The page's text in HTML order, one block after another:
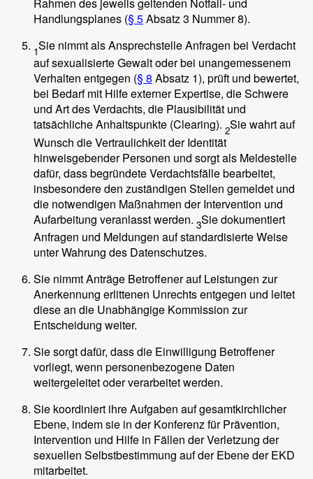
Rahmen des jeweils geltenden Notfall- und
Handlungsplanes (§ 5Absatz 3 Nummer 8).
1Sie nimmt als Ansprechstelle Anfragen bei Verdacht
auf sexualisierte Gewalt oder bei unangemessenem
Verhalten entgegen (§ 8 Absatz 1), prüft und bewertet,
bei Bedarf mit Hilfe externer Expertise, die Schwere
und Art des Verdachts, die Plausibilität und
tatsächliche Anhaltspunkte (Clearing). 2Sie wahrt auf
Wunsch die Vertraulichkeit der Identität
hinweisgebender Personen und sorgt als Meldestelle
dafür, dass begründete Verdachtsfälle bearbeitet,
insbesondere den zuständigen Stellen gemeldet und
die notwendigen Maßnahmen der Intervention und
Aufarbeitung veranlasst werden. 3Sie dokumentiert
Anfragen und Meldungen auf standardisierte Weise
unter Wahrung des Datenschutzes.
Sie nimmt Anträge Betroffener auf Leistungen zur
Anerkennung erlittenen Unrechts entgegen und leitet
diese an die Unabhängige Kommission zur
Entscheidung weiter.
Sie sorgt dafür, dass die Einwilligung Betroffener
vorliegt, wenn personenbezogene Daten
weitergeleitet oder verarbeitet werden.
Sie koordiniert ihre Aufgaben auf gesamtkirchlicher
Ebene, indem sie in der Konferenz für Prävention,
Intervention und Hilfe in Fällen der Verletzung der
sexuellen Selbstbestimmung auf der Ebene der EKD
mitarbeitet.